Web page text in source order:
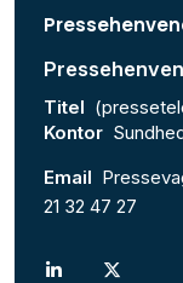
Titel
Kontor
Email
21 32 47 27